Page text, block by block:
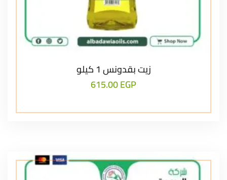
زيت بقدونس 1 كيلو
615.00EGP